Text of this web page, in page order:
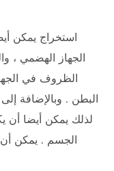
الجهاز الهضمي ،
الظروف في
البطن . وبالإضافة
لذلك يمكن أيضا أن
الجسم . يمكن